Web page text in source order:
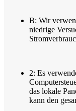
B: Wir
niedrige
2: Es
das lokale
kann den